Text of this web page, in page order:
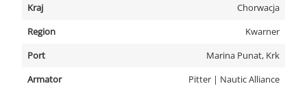
Kraj
Chorwacja
Region
Kwarner
Port
Marina Punat, Krk
Armator
Pitter | Nautic Alliance